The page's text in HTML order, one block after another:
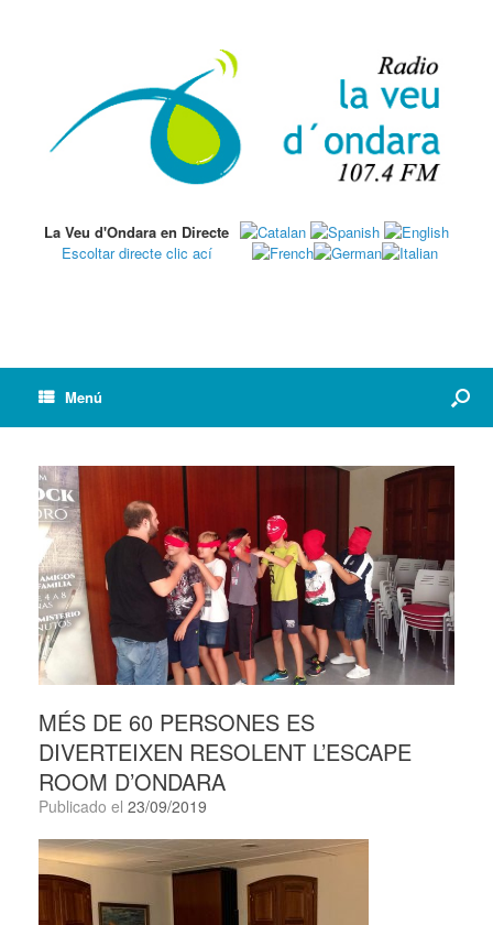
La Veu d'Ondara en Directe
Escoltar directe clic ací
Menú
MÉS DE 60 PERSONES ES
DIVERTEIXEN RESOLENT L’ESCAPE
ROOM D’ONDARA
Publicado el 23/09/2019